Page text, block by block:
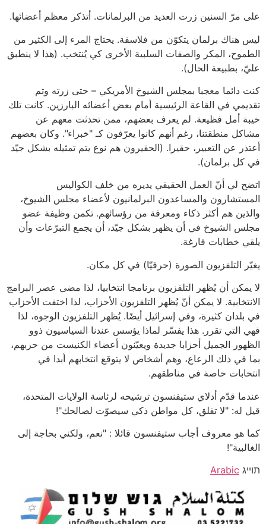
على مرّ السنين زرت العديد من البرلمانات. أتذكر معظم أعضائها.
ليس هناك برلمان يتكوّن من فلاسفة. يحتاج المرء إلى الكثير من
الطموح، المكر والصفات السلبية الأخرى كي يُنتخب. (هذا لا ينطبق
عليّ، بطبيعة الحال).
كنت دائما معجبا بمجلس الشيوخ الأمريكي – حتى زرته وتم
تقديمي في القاعة الرئيسية أمام بعض أعضائه البارزين. كانت تلك
خيبة أمل فظيعة. لم يعرف بعضهم، ممن تحدثت معهم عن
مشاكل منطقتنا، رغم أنهم كانوا يعرّفون كـ "خبراء". وكان بعضهم
أعتذر عن التعبير، حقيرا. (الحقيرون هم نوع يتم تمثيله بشكل جيّد
في كل برلمان).
اتضح لي أنّ العمل الحقيقي يديره من خلف الكواليس
المستشارون والمساعدون البرلمانيون لأعضاء مجلس الشيوخ،
والذين هم أكثر ذكاء ومعرفة من رؤسائهم. تكمن وظيفة عضو
مجلس الشيوخ في أن يظهر بشكل جيّد، أن يجمع التبرّعات وأن
يلقي خطابات فارغة.
يغيّر التلفزيون الصورة (حرفيّا) في كل مكان.
لا يمكن أن يُظهر التلفزيون برنامجا انتخابيا، لذا مضى عصر البرامج
الانتخابية. لا يمكن أنّ يُظهر التلفزيون الأحزاب، لذا اختفت الأحزاب
في بلدان كثيرة، وفي إسرائيل أيضًا. يُظهر التلفزيون الوجوه، لذا
فهي التي تقرر. هذا يفسّر لماذا يؤسس عندنا السياسيون ذوو
الظهور الجميل أحزابا جديدة ويعيّنون أعضاء الكنيست من حزبهم،
بما في ذلك الرعاع، وهم أشخاص لا يتوقع انتخابهم أبدا في
انتخابات خاصة في مناطقهم.
عندما قدّم أدلاي ستيفنسون ترشيحه لرئاسة الولايات المتحدة،
قيل له: "لا تقلق، كل مواطن ذكي سيصوّت لصالحك"!
كما هو معروف أجاب ستيفنسون قائلا : "نعم، ولكني بحاجة إلى
الغالبية"!
תוייג Arabic